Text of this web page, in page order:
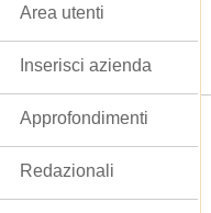
Area utenti
Inserisci azienda
Approfondimenti
Redazionali